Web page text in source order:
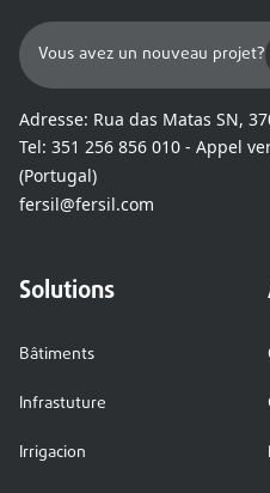
Vous avez un nouveau projet?
Adresse: Rua das Matas SN,
Tel: 351 256 856 010 - Appel
(Portugal)
fersil@fersil.com
Solutions
Bâtiments
Infrastuture
Irrigacion